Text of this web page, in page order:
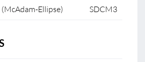
Ellipse) SDCM3